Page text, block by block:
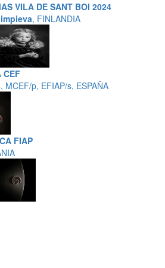
VILA DE SANT BOI 2024
, FINLANDIA
CEF
, MCEF/p, EFIAP/s, ESPAÑA
FIAP